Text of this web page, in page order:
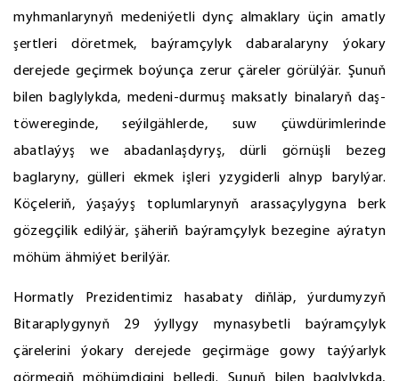
myhmanlarynyň medeniýetli dynç almaklary üçin amatly
şertleri döretmek, baýramçylyk dabaralaryny ýokary
derejede geçirmek boýunça zerur çäreler görülýär. Şunuň
bilen baglylykda, medeni-durmuş maksatly binalaryň daş-
töwereginde, seýilgählerde, suw çüwdürimlerinde
abatlaýyş we abadanlaşdyryş, dürli görnüşli bezeg
baglaryny, gülleri ekmek işleri yzygiderli alnyp barylýar.
Köçeleriň, ýaşaýyş toplumlarynyň arassaçylygyna berk
gözegçilik edilýär, şäheriň baýramçylyk bezegine aýratyn
möhüm ähmiýet berilýär.
Hormatly Prezidentimiz hasabaty diňläp, ýurdumyzyň
Bitaraplygynyň 29 ýyllygy mynasybetli baýramçylyk
çärelerini ýokary derejede geçirmäge gowy taýýarlyk